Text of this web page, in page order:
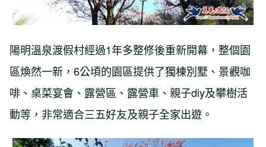
陽明溫泉渡假村經過1年多整修後重新開幕，整個園
區煥然一新，6公頃的園區提供了獨棟別墅、景觀咖
啡、桌菜宴會、露營區、露營車、親子diy及攀樹活
動等，非常適合三五好友及親子全家出遊。